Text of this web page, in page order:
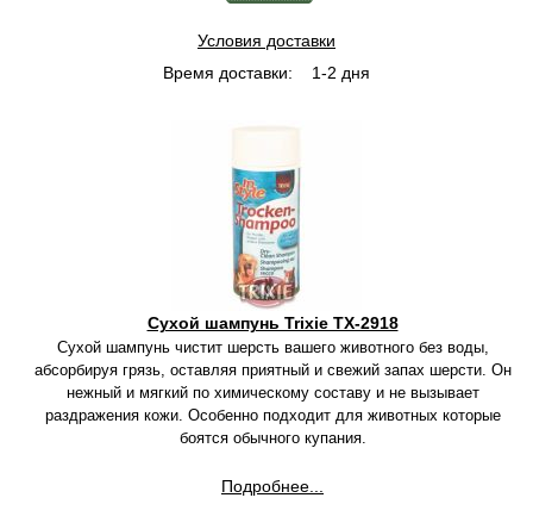
Условия доставки
Время доставки:
1-2 дня
Сухой шампунь Trixie TX-2918
Сухой шампунь чистит шерсть вашего животного без воды,
абсорбируя грязь, оставляя приятный и свежий запах шерсти. Он
нежный и мягкий по химическому составу и не вызывает
раздражения кожи. Особенно подходит для животных которые
боятся обычного купания.
Подробнее...